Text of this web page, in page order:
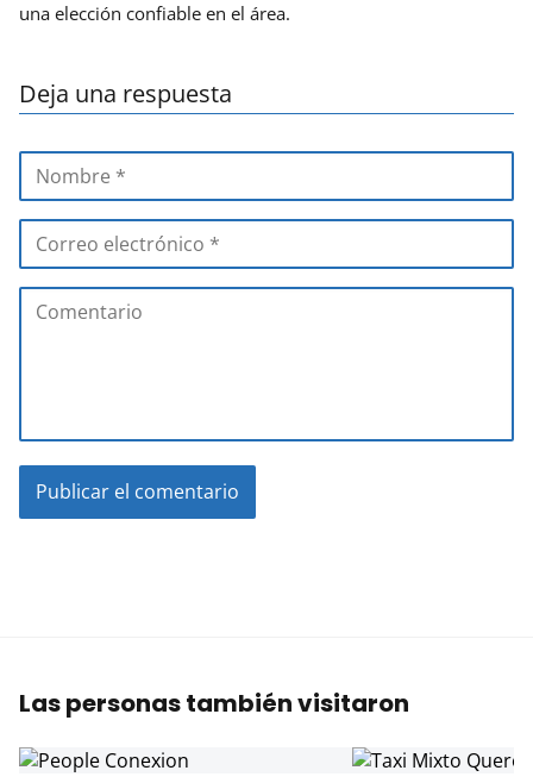
una elección confiable en el área.
Deja una respuesta
Las personas también visitaron